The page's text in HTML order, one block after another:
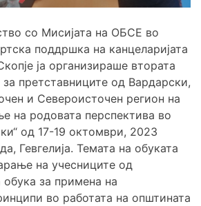
со Мисијата на ОБСЕ во
поддршка на канцеларијата
ја организираше втората
за претставниците од Вардарски,
и Североисточен регион на
на родовата перспектива во
од 17-19 октомври, 2023
Гевгелија. Темата на обуката
на учесниците од
за примена на
во работата на општината